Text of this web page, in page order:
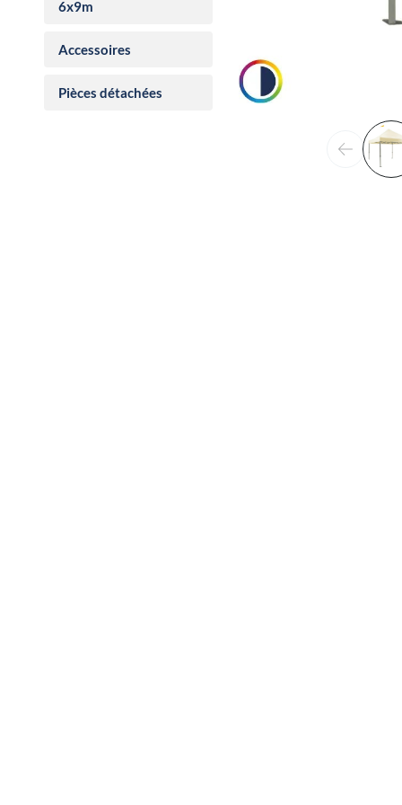
6x9m
Accessoires
Pièces détachées
Précédent